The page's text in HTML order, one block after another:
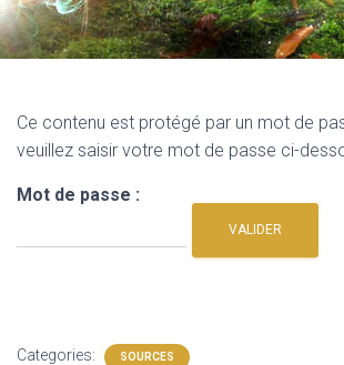
Ce contenu est protégé par un mot de
veuillez saisir votre mot de passe ci-
Mot de passe :
Categories: SOURCES